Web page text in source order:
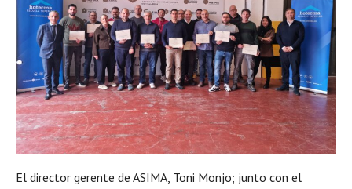
El director gerente de ASIMA, Toni Monjo; junto con el